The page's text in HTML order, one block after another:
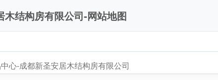
木结构房有限公司-网站地图
心-成都新圣安居木结构房有限公司